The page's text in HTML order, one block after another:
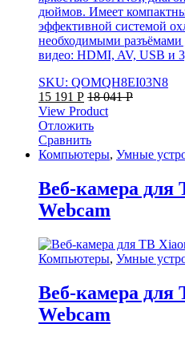
дюймов. Имеет
эффективной системой
необходимыми разъёмами
видео: HDMI, AV, USB и
SKU: QOMQH8EI03N8
15 191 Р 18 041Р
View Product
Отложить
Сравнить
Компьютеры, Умные
Веб-камера
Webcam
Компьютеры, Умные
Веб-камера
Webcam